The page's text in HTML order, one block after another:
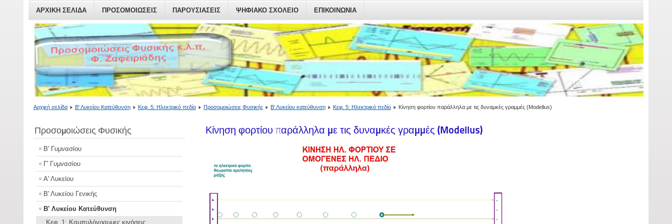
ΑΡΧΙΚΗ ΣΕΛΙΔΑ ΠΡΟΣΟΜΟΙΏΣΕΙΣ ΠΑΡΟΥΣΙΆΣΕΙΣ ΨΗΦΙΑΚΟ ΣΧΟΛΕΙΟ ΕΠΙΚΟΙΝΩΝΙΑ
Αρχική σελίδα Β' Λυκείου Κατεύθυνση Κεφ. 5: Ηλεκτρικό πεδίο Προσομοιώσεις Φυσικής Β' Λυκείου κατεύθυνση Κεφ. 5: Ηλεκτρικό πεδίο Κίνηση φορτίου παράλληλα με τις δυναμκές γραμμές (Modellus)
Προσομοιώσεις Φυσικής
Β' Γυμνασίου
Γ' Γυμνασίου
Α' Λυκείου
Β' Λυκείου Γενικής
Β' Λυκείου Κατεύθυνση
Κεφ. 1: Καμπυλόγραμμες κινήσεις
Κίνηση φορτίου παράλληλα με τις δυναμκές γραμμές (Modellus)